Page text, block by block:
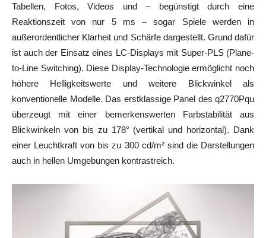
Tabellen, Fotos, Videos und – begünstigt durch eine
Reaktionszeit von nur 5 ms – sogar Spiele werden in
außerordentlicher Klarheit und Schärfe dargestellt. Grund dafür
ist auch der Einsatz eines LC-Displays mit Super-PLS (Plane-
to-Line Switching). Diese Display-Technologie ermöglicht noch
höhere Helligkeitswerte und weitere Blickwinkel als
konventionelle Modelle. Das erstklassige Panel des q2770Pqu
überzeugt mit einer bemerkenswerten Farbstabilität aus
Blickwinkeln von bis zu 178° (vertikal und horizontal). Dank
einer Leuchtkraft von bis zu 300 cd/m² sind die Darstellungen
auch in hellen Umgebungen kontrastreich.